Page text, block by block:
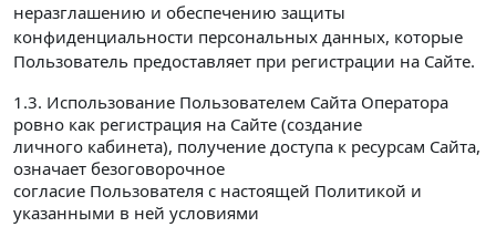
неразглашению и обеспечению защиты
конфиденциальности персональных данных, которые
Пользователь предоставляет при регистрации на Сайте.
1.3. Использование Пользователем Сайта Оператора
ровно как регистрация на Сайте (создание
личного кабинета), получение доступа к ресурсам Сайта,
означает безоговорочное
согласие Пользователя с настоящей Политикой и
указанными в ней условиями